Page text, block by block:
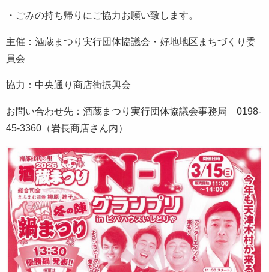
・ごみの持ち帰りにご協力お願い致します。
主催：酒蔵まつり実行団体協議会・好地地区まちづくり委
員会
協力：中央通り商店街振興会
お問い合わせ先：酒蔵まつり実行団体協議会事務局 0198-
45-3360（岩長商店さん内）